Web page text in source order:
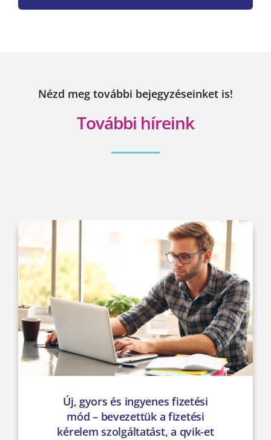
Nézd meg további bejegyzéseinket is!
További híreink
Új, gyors és ingyenes fizetési
mód – bevezettük a fizetési
kérelem szolgáltatást, a qvik-et